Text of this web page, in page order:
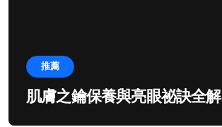
推薦
肌膚之鑰保養與亮眼祕訣全解